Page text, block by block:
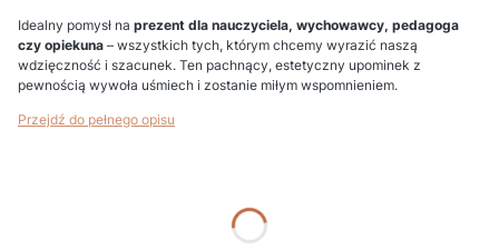
Idealny pomysł na prezent dla nauczyciela, wychowawcy, pedagoga
czy opiekuna – wszystkich tych, którym chcemy wyrazić naszą
wdzięczność i szacunek. Ten pachnący, estetyczny upominek z
pewnością wywoła uśmiech i zostanie miłym wspomnieniem.
Przejdź do pełnego opisu